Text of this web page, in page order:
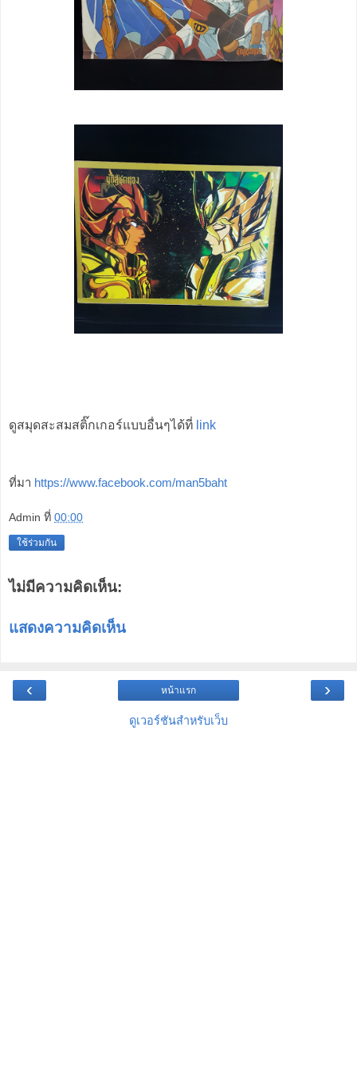
ดูสมุดสะสมสติ๊กเกอร์แบบอื่นๆได้ที่ link
ที่มา https://www.facebook.com/man5baht
Admin ที่ 00:00
ใช้ร่วมกัน
ไม่มีความคิดเห็น:
แสดงความคิดเห็น
‹ ›
หน้าแรก
ดูเวอร์ชันสำหรับเว็บ